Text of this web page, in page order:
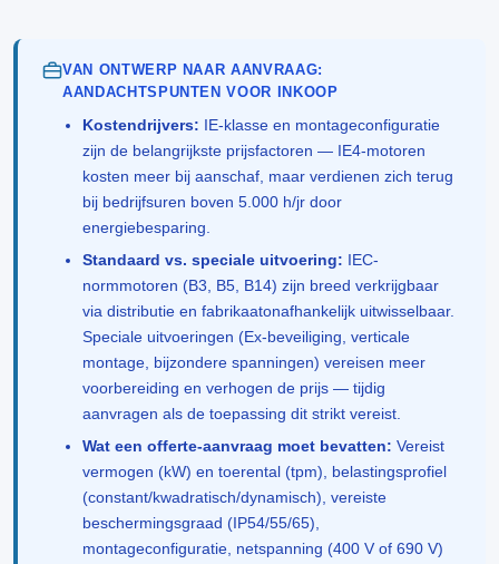
VAN ONTWERP NAAR AANVRAAG:
AANDACHTSPUNTEN VOOR INKOOP
Kostendrijvers: IE-klasse en montageconfiguratie
zijn de belangrijkste prijsfactoren — IE4-motoren
kosten meer bij aanschaf, maar verdienen zich terug
bij bedrijfsuren boven 5.000 h/jr door
energiebesparing.
Standaard vs. speciale uitvoering: IEC-
normmotoren (B3, B5, B14) zijn breed verkrijgbaar
via distributie en fabrikaatonafhankelijk uitwisselbaar.
Speciale uitvoeringen (Ex-beveiliging, verticale
montage, bijzondere spanningen) vereisen meer
voorbereiding en verhogen de prijs — tijdig
aanvragen als de toepassing dit strikt vereist.
Wat een offerte-aanvraag moet bevatten: Vereist
vermogen (kW) en toerental (tpm), belastingsprofiel
(constant/kwadratisch/dynamisch), vereiste
beschermingsgraad (IP54/55/65),
montageconfiguratie, netspanning (400 V of 690 V)